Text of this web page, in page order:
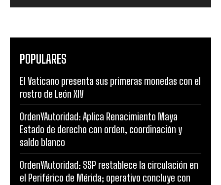
POPULARES
El Vaticano presenta sus primeras monedas con el
rostro de León XIV
OrdenYAutoridad: Aplica Renacimiento Maya
Estado de derecho con orden, coordinación y
saldo blanco
OrdenYAutoridad: SSP restablece la circulación en
el Periférico de Mérida; operativo concluye con